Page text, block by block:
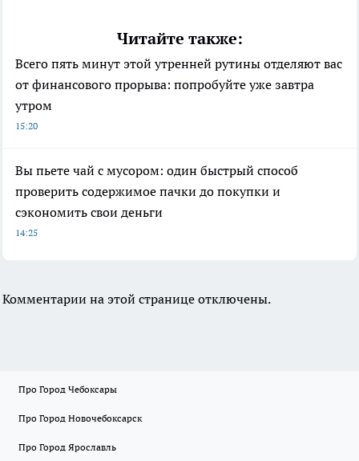
Читайте также:
Всего пять минут этой утренней рутины отделяют вас
от финансового прорыва: попробуйте уже завтра
утром
15:20
Вы пьете чай с мусором: один быстрый способ
проверить содержимое пачки до покупки и
сэкономить свои деньги
14:25
Комментарии на этой странице отключены.
Про Город Чебоксары
Про Город Новочебоксарск
Про Город Ярославль